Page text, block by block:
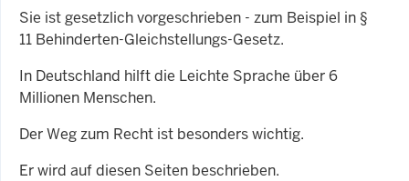
Sie ist gesetzlich vorgeschrieben - zum Beispiel in §
11 Behinderten-Gleichstellungs-Gesetz.
In Deutschland hilft die Leichte Sprache über 6
Millionen Menschen.
Der Weg zum Recht ist besonders wichtig.
Er wird auf diesen Seiten beschrieben.